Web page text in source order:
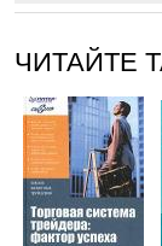
ЧИТАЙТЕ